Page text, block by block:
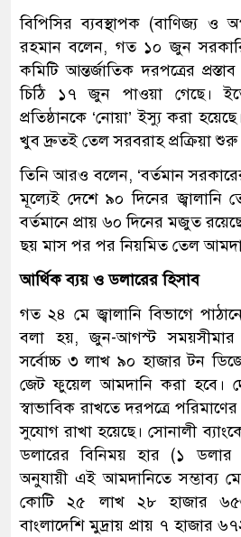
বিপিসির ব্যবস্থাপক (বাণিজ্য ও
রহমান বলেন, গত ১০ জুন সরকারি
কমিটি আন্তর্জাতিক দরপত্রের
চিঠি ১৭ জুন পাওয়া গেছে।
প্রতিষ্ঠানকে ‘নোয়া’ ইস্যু করা
খুব দ্রুতই তেল সরবরাহ প্রক্রিয়া শুরু
তিনি আরও বলেন, ‘বর্তমান
মূল্যেই দেশে ৯০ দিনের
বর্তমানে প্রায় ৬০ দিনের মজুত
ছয় মাস পর পর নিয়মিত তেল
আর্থিক ব্যয় ও ডলারের হিসাব
গত ২৪ মে জ্বালানি বিভাগে
বলা হয়, জুন-আগস্ট সময়সীমার
সর্বোচ্চ ৩ লাখ ৯০ হাজার টন
জেট ফুয়েল আমদানি করা হবে।
স্বাভাবিক রাখতে দরপত্রে
সুযোগ রাখা হয়েছে। সোনালী
ডলারের বিনিময় হার (১
অনুযায়ী এই আমদানিতে সম্ভাব্য
কোটি ২৫ লাখ ২৮ হাজার
বাংলাদেশি মুদ্রায় প্রায় ৭ হাজার